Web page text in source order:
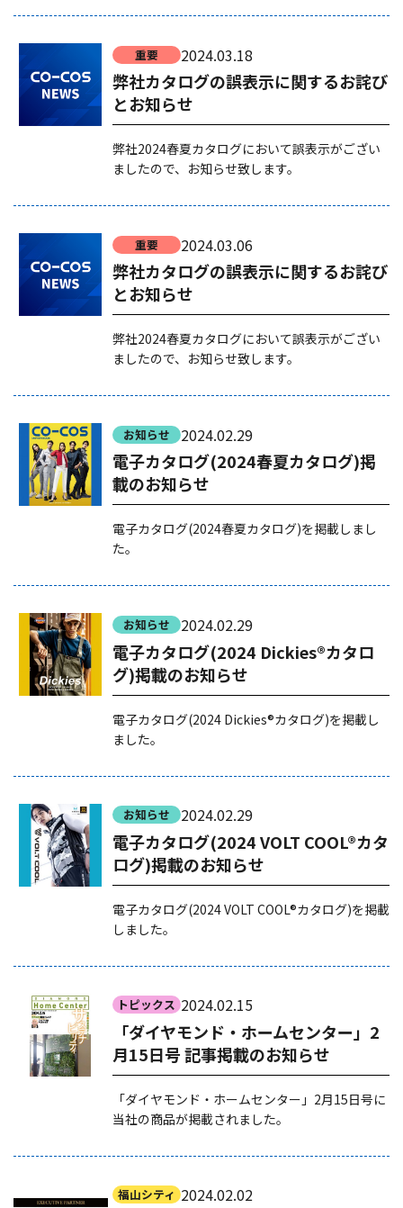
重要 2024.03.18
弊社カタログの誤表示に関するお詫び
とお知らせ
弊社2024春夏カタログにおいて誤表示がござい
ましたので、お知らせ致します。
重要 2024.03.06
弊社カタログの誤表示に関するお詫び
とお知らせ
弊社2024春夏カタログにおいて誤表示がござい
ましたので、お知らせ致します。
お知らせ 2024.02.29
電子カタログ(2024春夏カタログ)掲
載のお知らせ
電子カタログ(2024春夏カタログ)を掲載しまし
た。
お知らせ 2024.02.29
電子カタログ(2024 Dickies®カタロ
グ)掲載のお知らせ
電子カタログ(2024 Dickies®カタログ)を掲載し
ました。
お知らせ 2024.02.29
電子カタログ(2024 VOLT COOL®カタ
ログ)掲載のお知らせ
電子カタログ(2024 VOLT COOL®カタログ)を掲載
しました。
トピックス 2024.02.15
「ダイヤモンド・ホームセンター」2
月15日号 記事掲載のお知らせ
「ダイヤモンド・ホームセンター」2月15日号に
当社の商品が掲載されました。
福山シティ 2024.02.02